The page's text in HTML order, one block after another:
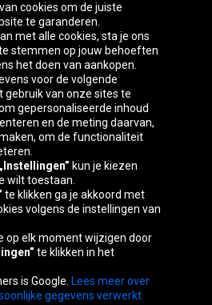
Deutschland Éire
Italia Magyarország
republika
Kingdom
cookies om de juiste
te garanderen.
met alle cookies, sta je ons
stemmen op jouw behoeften
het doen van aankopen.
voor de volgende
gebruik van onze sites te
gepersonaliseerde inhoud
en de meting daarvan,
om de functionaliteit
„Instellingen” kun je kiezen
wilt toestaan.
te klikken ga je akkoord met
volgens de instellingen van
op elk moment wijzigen door
te klikken in het
is Google. Lees meer over
gegevens verwerkt.